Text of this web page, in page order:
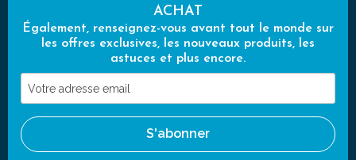
ACHAT
Également, renseignez-vous avant tout le monde sur
les offres exclusives, les nouveaux produits, les
astuces et plus encore.
Votre
adresse
email
S'abonner